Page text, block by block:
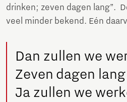
drinken; zeven dagen lang”.
veel minder bekend. Eén
Dan zullen we
Zeven dagen lang
Ja zullen we